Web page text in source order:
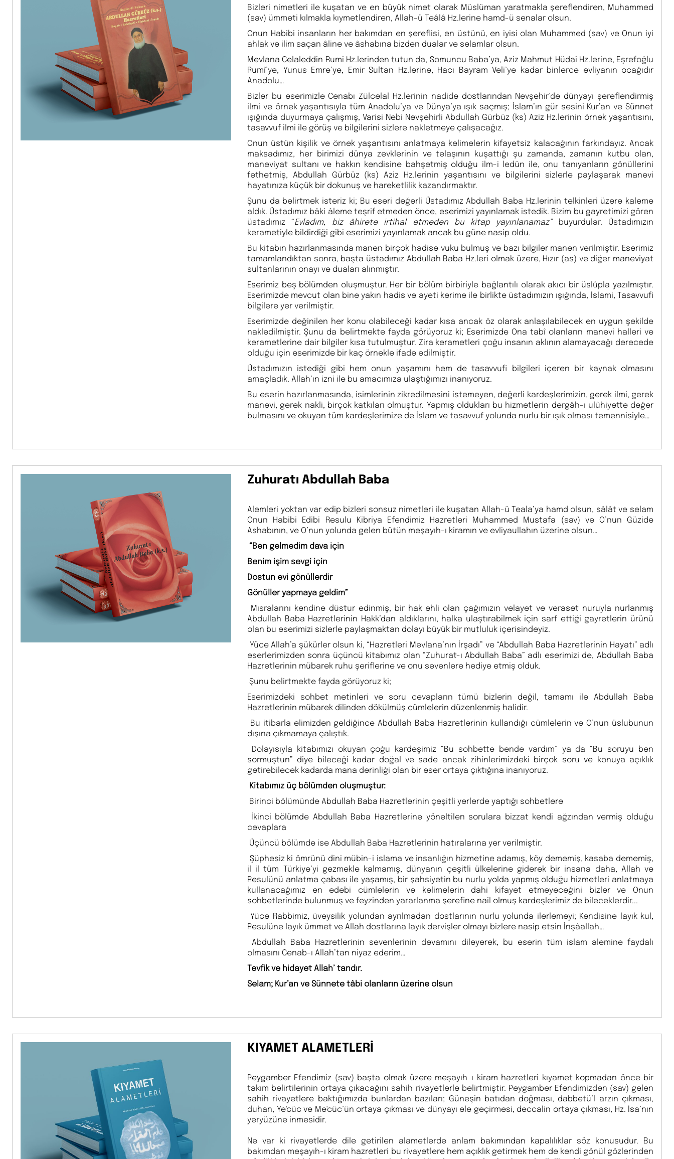
Bizleri nimetleri ile kuşatan ve en büyük nimet olarak Müslüman yaratmakla şereflendiren, Muhammed
(sav) ümmeti kılmakla kıymetlendiren, Allah-ü Teâlâ Hz.lerine hamd-ü senalar olsun.
Onun Habibi insanların her bakımdan en şereflisi, en üstünü, en iyisi olan Muhammed (sav) ve Onun iyi
ahlak ve ilim saçan âline ve âshabına bizden dualar ve selamlar olsun.
Mevlana Celaleddin Rumî Hz.lerinden tutun da, Somuncu Baba’ya, Aziz Mahmut Hüdaî Hz.lerine, Eşrefoğlu
Rumî’ye, Yunus Emre’ye, Emir Sultan Hz.lerine, Hacı Bayram Veli’ye kadar binlerce evliyanın ocağıdır
Anadolu…
Bizler bu eserimizle Cenabı Zülcelal Hz.lerinin nadide dostlarından Nevşehir’de dünyayı şereflendirmiş
ilmi ve örnek yaşantısıyla tüm Anadolu’ya ve Dünya’ya ışık saçmış; İslam’ın gür sesini Kur’an ve Sünnet
ışığında duyurmaya çalışmış, Varisi Nebi Nevşehirli Abdullah Gürbüz (ks) Aziz Hz.lerinin örnek yaşantısını,
tasavvuf ilmi ile görüş ve bilgilerini sizlere nakletmeye çalışacağız.
Onun üstün kişilik ve örnek yaşantısını anlatmaya kelimelerin kifayetsiz kalacağının farkındayız. Ancak
maksadımız, her birimizi dünya zevklerinin ve telaşının kuşattığı şu zamanda, zamanın kutbu olan,
maneviyat sultanı ve hakkın kendisine bahşetmiş olduğu ilm-i ledün ile, onu tanıyanların gönüllerini
fethetmiş, Abdullah Gürbüz (ks) Aziz Hz.lerinin yaşantısını ve bilgilerini sizlerle paylaşarak manevi
hayatınıza küçük bir dokunuş ve hareketlilik kazandırmaktır.
Şunu da belirtmek isteriz ki; Bu eseri değerli Üstadımız Abdullah Baba Hz.lerinin telkinleri üzere kaleme
aldık. Üstadımız bâki âleme teşrif etmeden önce, eserimizi yayınlamak istedik. Bizim bu gayretimizi gören
üstadımız “Evladım, biz âhirete irtihal etmeden bu kitap yayınlanamaz” buyurdular. Üstadımızın
kerametiyle bildirdiği gibi eserimizi yayınlamak ancak bu güne nasip oldu.
Bu kitabın hazırlanmasında manen birçok hadise vuku bulmuş ve bazı bilgiler manen verilmiştir. Eserimiz
tamamlandıktan sonra, başta üstadımız Abdullah Baba Hz.leri olmak üzere, Hızır (as) ve diğer maneviyat
sultanlarının onayı ve duaları alınmıştır.
Eserimiz beş bölümden oluşmuştur. Her bir bölüm birbiriyle bağlantılı olarak akıcı bir üslûpla yazılmıştır.
Eserimizde mevcut olan bine yakın hadis ve ayeti kerime ile birlikte üstadımızın ışığında, İslami, Tasavvufi
bilgilere yer verilmiştir.
Eserimizde değinilen her konu olabileceği kadar kısa ancak öz olarak anlaşılabilecek en uygun şekilde
nakledilmiştir. Şunu da belirtmekte fayda görüyoruz ki; Eserimizde Ona tabî olanların manevi halleri ve
kerametlerine dair bilgiler kısa tutulmuştur. Zira kerametleri çoğu insanın aklının alamayacağı derecede
olduğu için eserimizde bir kaç örnekle ifade edilmiştir.
Üstadımızın istediği gibi hem onun yaşamını hem de tasavvufi bilgileri içeren bir kaynak olmasını
amaçladık. Allah’ın izni ile bu amacımıza ulaştığımızı inanıyoruz.
Bu eserin hazırlanmasında, isimlerinin zikredilmesini istemeyen, değerli kardeşlerimizin, gerek ilmi, gerek
manevi, gerek nakli, birçok katkıları olmuştur. Yapmış oldukları bu hizmetlerin dergâh-ı ulûhiyette değer
bulmasını ve okuyan tüm kardeşlerimize de İslam ve tasavvuf yolunda nurlu bir ışık olması temennisiyle…
Zuhuratı Abdullah Baba
Alemleri yoktan var edip bizleri sonsuz nimetleri ile kuşatan Allah-ü Teala’ya hamd olsun, sâlât ve selam
Onun Habibi Edibi Resulu Kibriya Efendimiz Hazretleri Muhammed Mustafa (sav) ve O’nun Güzide
Ashabının, ve O’nun yolunda gelen bütün meşayıh-ı kiramın ve evliyaullahın üzerine olsun…
“Ben gelmedim dava için
Benim işim sevgi için
Dostun evi gönüllerdir
Gönüller yapmaya geldim”
Mısralarını kendine düstur edinmiş, bir hak ehli olan çağımızın velayet ve veraset nuruyla nurlanmış
Abdullah Baba Hazretlerinin Hakk’dan aldıklarını, halka ulaştırabilmek için sarf ettiği gayretlerin ürünü
olan bu eserimizi sizlerle paylaşmaktan dolayı büyük bir mutluluk içerisindeyiz.
Yüce Allah’a şükürler olsun ki, “Hazretleri Mevlana’nın İrşadı” ve “Abdullah Baba Hazretlerinin Hayatı” adlı
eserlerimizden sonra üçüncü kitabımız olan “Zuhurat-ı Abdullah Baba” adlı eserimizi de, Abdullah Baba
Hazretlerinin mübarek ruhu şeriflerine ve onu sevenlere hediye etmiş olduk.
Şunu belirtmekte fayda görüyoruz ki;
Eserimizdeki sohbet metinleri ve soru cevapların tümü bizlerin değil, tamamı ile Abdullah Baba
Hazretlerinin mübarek dilinden dökülmüş cümlelerin düzenlenmiş halidir.
Bu itibarla elimizden geldiğince Abdullah Baba Hazretlerinin kullandığı cümlelerin ve O’nun üslubunun
dışına çıkmamaya çalıştık.
Dolayısıyla kitabımızı okuyan çoğu kardeşimiz “Bu sohbette bende vardım” ya da “Bu soruyu ben
sormuştun” diye bileceği kadar doğal ve sade ancak zihinlerimizdeki birçok soru ve konuya açıklık
getirebilecek kadarda mana derinliği olan bir eser ortaya çıktığına inanıyoruz.
Kitabımız üç bölümden oluşmuştur:
Birinci bölümünde Abdullah Baba Hazretlerinin çeşitli yerlerde yaptığı sohbetlere
İkinci bölümde Abdullah Baba Hazretlerine yöneltilen sorulara bizzat kendi ağzından vermiş olduğu
cevaplara
Üçüncü bölümde ise Abdullah Baba Hazretlerinin hatıralarına yer verilmiştir.
Şüphesiz ki ömrünü dini mübin-i islama ve insanlığın hizmetine adamış, köy dememiş, kasaba dememiş,
il il tüm Türkiye’yi gezmekle kalmamış, dünyanın çeşitli ülkelerine giderek bir insana daha, Allah ve
Resulünü anlatma çabası ile yaşamış, bir şahsiyetin bu nurlu yolda yapmış olduğu hizmetleri anlatmaya
kullanacağımız en edebi cümlelerin ve kelimelerin dahi kifayet etmeyeceğini bizler ve Onun
sohbetlerinde bulunmuş ve feyzinden yararlanma şerefine nail olmuş kardeşlerimiz de bileceklerdir...
Yüce Rabbimiz, üveysilik yolundan ayrılmadan dostlarının nurlu yolunda ilerlemeyi; Kendisine layık kul,
Resulüne layık ümmet ve Allah dostlarına layık dervişler olmayı bizlere nasip etsin İnşâallah…
Abdullah Baba Hazretlerinin sevenlerinin devamını dileyerek, bu eserin tüm islam alemine faydalı
olmasını Cenab-ı Allah’tan niyaz ederim…
Tevfik ve hidayet Allah’ tandır.
Selam; Kur’an ve Sünnete tâbi olanların üzerine olsun
KIYAMET ALAMETLERİ
Peygamber Efendimiz (sav) başta olmak üzere meşayıh-ı kiram hazretleri kıyamet kopmadan önce bir
takım belirtilerinin ortaya çıkacağını sahih rivayetlerle belirtmiştir. Peygamber Efendimizden (sav) gelen
sahih rivayetlere baktığımızda bunlardan bazıları; Güneşin batıdan doğması, dabbetü’l arzın çıkması,
duhan, Ye'cüc ve Me'cüc’ün ortaya çıkması ve dünyayı ele geçirmesi, deccalin ortaya çıkması, Hz. İsa’nın
yeryüzüne inmesidir.
Ne var ki rivayetlerde dile getirilen alametlerde anlam bakımından kapalılıklar söz konusudur. Bu
bakımdan meşayıh-ı kiram hazretleri bu rivayetlere hem açıklık getirmek hem de kendi gönül gözlerinden